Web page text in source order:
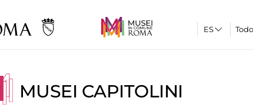
MUSEI CAPITOLINI